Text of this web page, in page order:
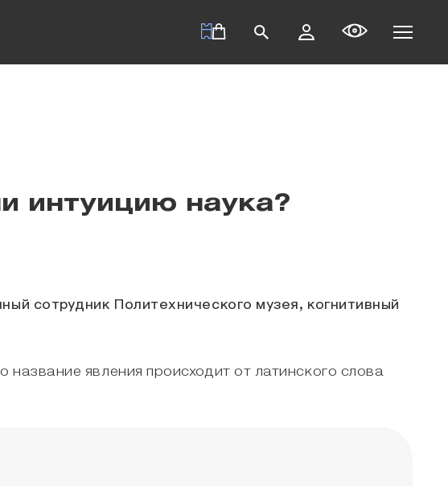
интуицию наука?
сотрудник Политехнического музея, когнитивный
явления происходит от латинского слова